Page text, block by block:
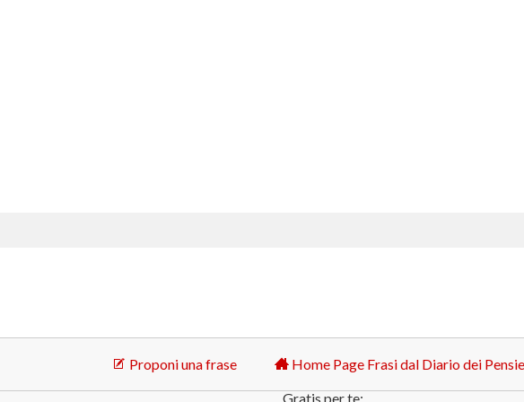
Proponi una frase
Home Page Frasi dal Diario dei
Gratis per te: